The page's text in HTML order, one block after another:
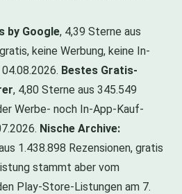
by Google, 4,39 Sterne aus
keine Werbung, keine In-
Bestes Gratis-
, 4,80 Sterne aus 345.549
Werbe- noch In-App-Kauf-
Nische Archive:
1.438.898 Rezensionen, gratis
stammt aber vom
Play-Store-Listungen am 7.